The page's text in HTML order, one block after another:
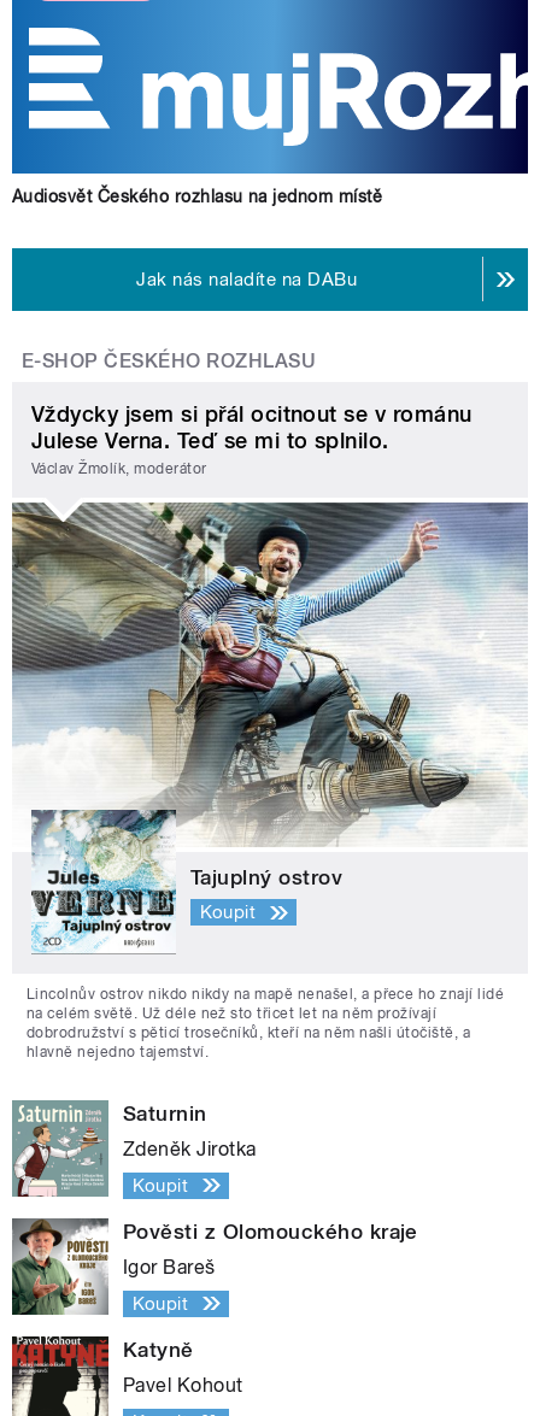
Audiosvět Českého rozhlasu na jednom místě
Jak nás naladíte na DABu
E-SHOP ČESKÉHO ROZHLASU
Vždycky jsem si přál ocitnout se v románu
Julese Verna. Teď se mi to splnilo.
Václav Žmolík, moderátor
Tajuplný ostrov
Koupit
Lincolnův ostrov nikdo nikdy na mapě nenašel, a přece ho znají lidé
na celém světě. Už déle než sto třicet let na něm prožívají
dobrodružství s pěticí trosečníků, kteří na něm našli útočiště, a
hlavně nejedno tajemství.
Saturnin
Zdeněk Jirotka
Koupit
Pověsti z Olomouckého kraje
Igor Bareš
Koupit
Katyně
Pavel Kohout